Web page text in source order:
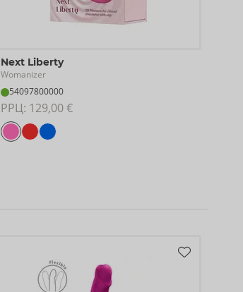
Next Liberty
Womanizer
54097800000
РРЦ: 129,00 €